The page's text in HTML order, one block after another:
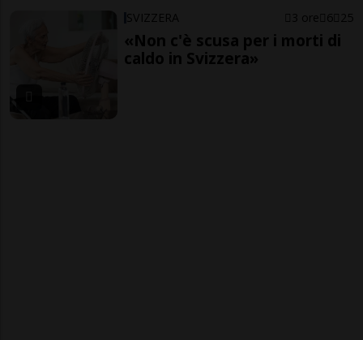
SVIZZERA 3 ore 6 25
«Non c'è scusa per i morti di
caldo in Svizzera»